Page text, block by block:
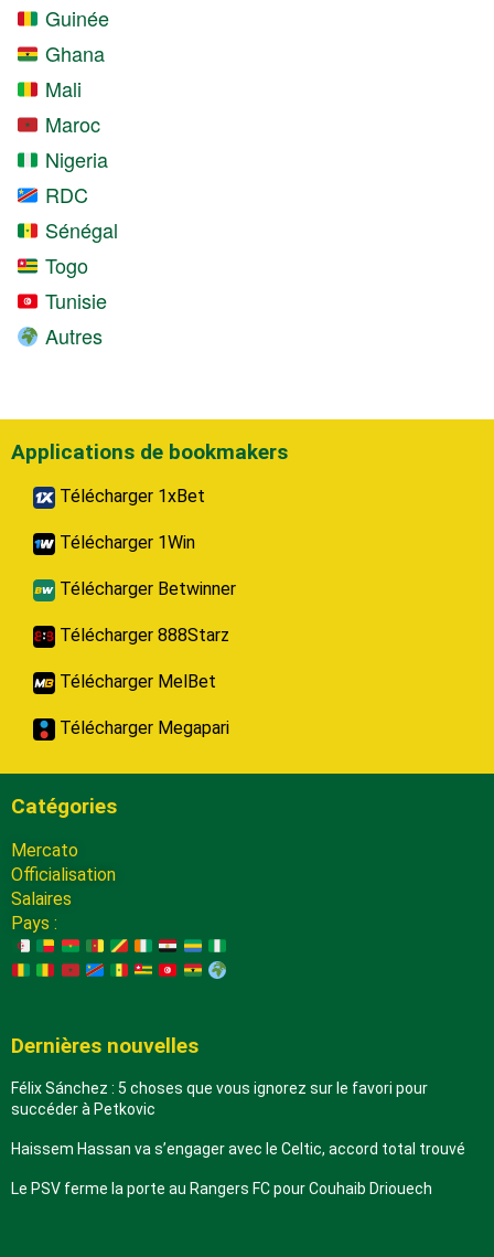
Guinée
Ghana
Mali
Maroc
Nigeria
RDC
Sénégal
Togo
Tunisie
Autres
Applications de bookmakers
Télécharger 1xBet
Télécharger 1Win
Télécharger Betwinner
Télécharger 888Starz
Télécharger MelBet
Télécharger Megapari
Catégories
Mercato
Officialisation
Salaires
Pays :
Dernières nouvelles
Félix Sánchez : 5 choses que vous ignorez sur le favori pour
succéder à Petkovic
Haissem Hassan va s’engager avec le Celtic, accord total trouvé
Le PSV ferme la porte au Rangers FC pour Couhaib Driouech